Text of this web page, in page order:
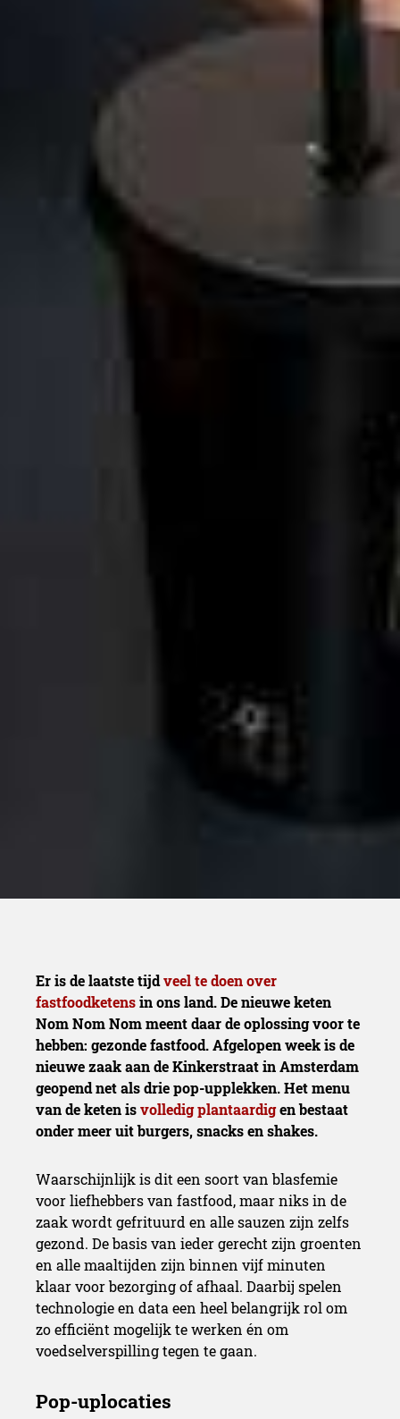
Er is de laatste tijdveel te doen over
fastfoodketensin ons land. De nieuwe keten
Nom Nom Nom meent daar de oplossing voor te
hebben: gezonde fastfood. Afgelopen week is de
nieuwe zaak aan de Kinkerstraat in Amsterdam
geopend net als drie pop-upplekken. Het menu
van de keten isvolledig plantaardigen bestaat
onder meer uit burgers, snacks en shakes.
Waarschijnlijk is dit een soort van blasfemie
voor liefhebbers van fastfood, maar niks in de
zaak wordt gefrituurd en alle sauzen zijn zelfs
gezond. De basis van ieder gerecht zijn groenten
en alle maaltijden zijn binnen vijf minuten
klaar voor bezorging of afhaal. Daarbij spelen
technologie en data een heel belangrijk rol om
zo efficiënt mogelijk te werken én om
voedselverspilling tegen te gaan.